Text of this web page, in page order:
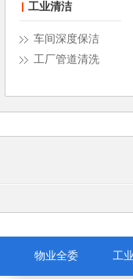
工业清洁
车间深度保洁
工厂管道清洗
物业全委 工